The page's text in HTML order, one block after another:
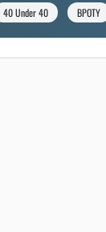
40 Under 40 BPOTY